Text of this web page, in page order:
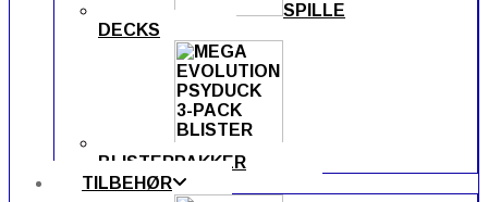
SPILLE
DECKS
BLISTERPAKKER
TILBEHØR